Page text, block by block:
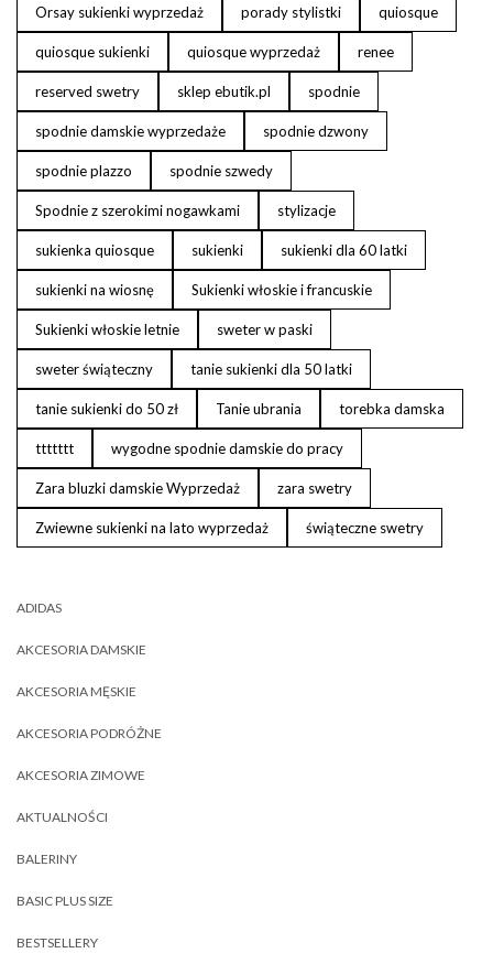
Orsay sukienki wyprzedaż porady stylistki quiosque
quiosque sukienki quiosque wyprzedaż renee
reserved swetry sklep ebutik.pl spodnie
spodnie damskie wyprzedaże spodnie dzwony
spodnie plazzo spodnie szwedy
Spodnie z szerokimi nogawkami stylizacje
sukienka quiosque sukienki sukienki dla 60 latki
sukienki na wiosnę Sukienki włoskie i francuskie
Sukienki włoskie letnie sweter w paski
sweter świąteczny tanie sukienki dla 50 latki
tanie sukienki do 50 zł Tanie ubrania torebka damska
ttttttt wygodne spodnie damskie do pracy
Zara bluzki damskie Wyprzedaż zara swetry
Zwiewne sukienki na lato wyprzedaż świąteczne swetry
ADIDAS
AKCESORIA DAMSKIE
AKCESORIA MĘSKIE
AKCESORIA PODRÓŻNE
AKCESORIA ZIMOWE
AKTUALNOŚCI
BALERINY
BASIC PLUS SIZE
BESTSELLERY